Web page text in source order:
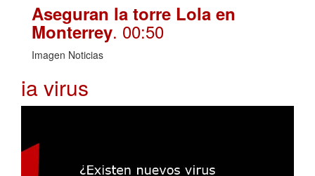
Aseguran la torre Lola en
Monterrey. 00:50
Imagen Noticias
ia virus